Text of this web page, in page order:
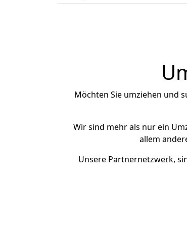
Möchten Sie umziehen und
Wir sind mehr als nur ein
allem
Unsere Partnernetzwerk,